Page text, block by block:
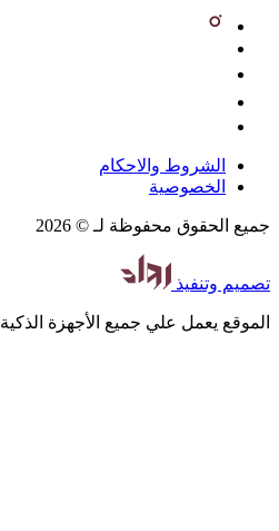
الشروط والاحكام
الخصوصية
جميع الحقوق محفوظة لـ © 2026
تصميم وتنفيذ
الموقع يعمل علي جميع الأجهزة الذكية